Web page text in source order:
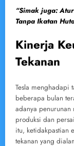
“Simak juga:
Tanpa Ikatan
Kinerja
Tekanan
Tesla menghadapi
beberapa bulan
adanya
produksi dan
itu, ketidakpastian
tekanan yang